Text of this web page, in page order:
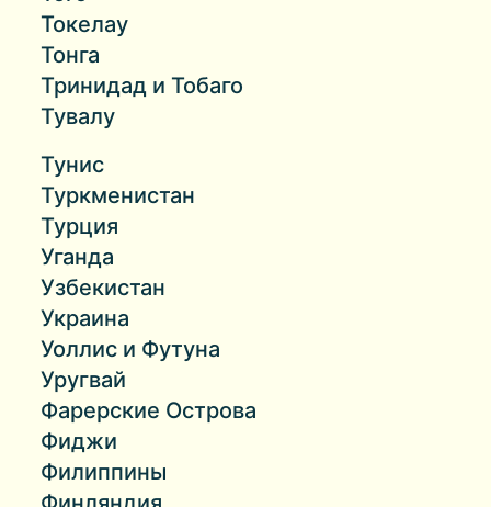
Токелау
Тонга
Тринидад и Тобаго
Тувалу
Тунис
Туркменистан
Турция
Уганда
Узбекистан
Украина
Уоллис и Футуна
Уругвай
Фарерские Острова
Фиджи
Филиппины